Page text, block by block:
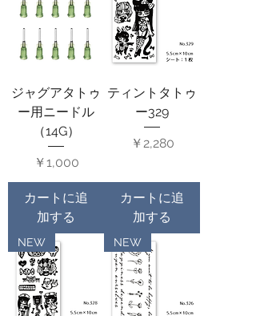
ジャグアタトゥ
ー用ニードル
（14G）
価格
￥1,000
カートに追
加する
ティントタトゥ
ー329
価格
￥2,280
カートに追
加する
NEW NEW